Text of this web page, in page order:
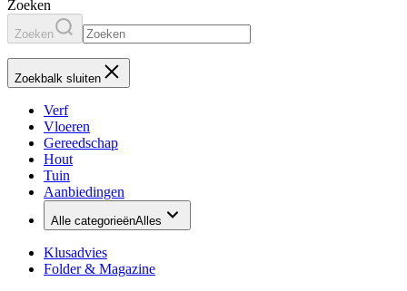
Zoeken
Zoeken
Zoekbalk sluiten
Verf
Vloeren
Gereedschap
Hout
Tuin
Aanbiedingen
Alle categorieënAlles
Klusadvies
Folder & Magazine